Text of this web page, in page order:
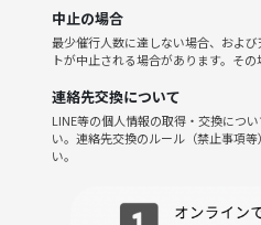
中止の場合
最少催行人数に達しない場合、およ
トが中止される場合があります。そ
連絡先交換について
LINE等の個人情報の取得・交換につ
い。連絡先交換のルール（禁止事項
い。